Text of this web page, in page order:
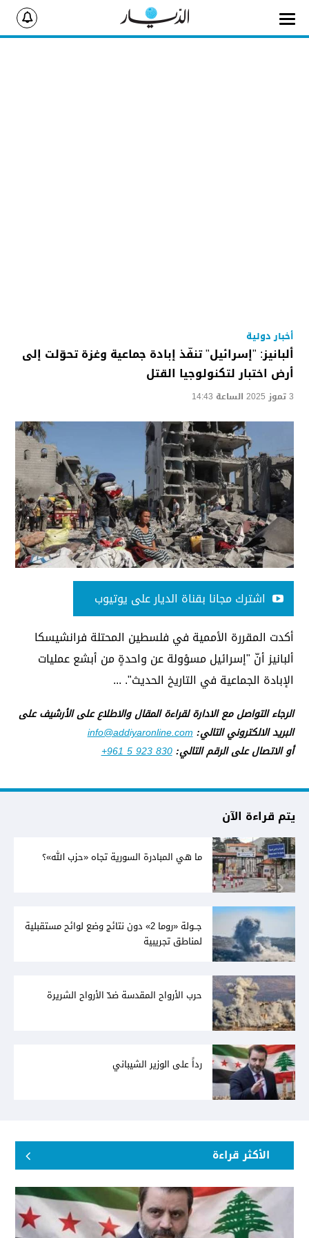
أخبار دولية
ألبانيز: "إسرائيل" تنفّذ إبادة جماعية وغزة تحوّلت إلى
أرض اختبار لتكنولوجيا القتل
3 تموز 2025 الساعة 14:43
اشترك مجانا بقناة الديار على يوتيوب
أكدت المقررة الأممية في فلسطين المحتلة فرانشيسكا
ألبانيز أنّ "إسرائيل مسؤولة عن واحدةٍ من أبشع عمليات
الإبادة الجماعية في التاريخ الحديث". ...
الرجاء التواصل مع الادارة لقراءة المقال والاطلاع على الأرشيف على
البريد الالكتروني التالي:info@addiyaronline.com
أو الاتصال على الرقم التالي:+961 5 923 830
يتم قراءة الآن
ما هي المبادرة السورية تجاه «حزب الله»؟
جــولة «روما 2» دون نتائج وضع لوائح مستقبلية
لمناطق تجريبية
حرب الأرواح المقدسة ضدّ الأرواح الشريرة
رداً على الوزير الشيباني
الأكثر قراءة